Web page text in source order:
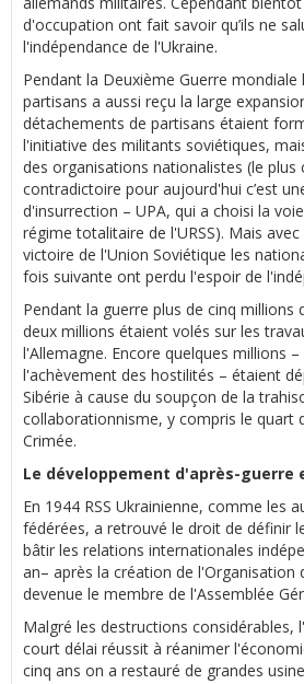
d'occupation ont fait savoir qu’ils ne
l'indépendance de l'Ukraine.
Pendant la Deuxième Guerre
partisans a aussi reçu la large
détachements de partisans étaient
l'initiative des militants soviétiques,
des organisations nationalistes (le plus
contradictoire pour aujourd'hui c’est
d'insurrection – UPA, qui a choisi la
régime totalitaire de l'URSS). Mais
victoire de l'Union Soviétique les
fois suivante ont perdu l'espoir de
Pendant la guerre plus de cinq millions
deux millions étaient volés sur les
l'Allemagne. Encore quelques millions
l'achèvement des hostilités – étaient
Sibérie à cause du soupçon de la
collaborationnisme, y compris le quart
Crimée.
Le développement d'après-guerre
En 1944 RSS Ukrainienne, comme les
fédérées, a retrouvé le droit de définir
bâtir les relations internationales
an– après la création de l'Organisation
devenue le membre de l'Assemblée
Malgré les destructions considérables,
court délai réussit à réanimer
cinq ans on a restauré de grandes